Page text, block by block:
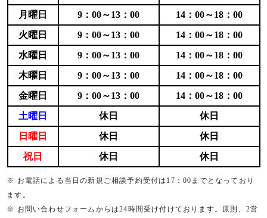
月曜日
9：00～13：00
14：00～18：00
火曜日
9：00～13：00
14：00～18：00
水曜日
9：00～13：00
14：00～18：00
木曜日
9：00～13：00
14：00～18：00
金曜日
9：00～13：00
14：00～18：00
土曜日
休日
休日
日曜日
休日
休日
祝日
休日 休日
※ お電話による当日の新規ご相談予約受付は17：00までとなっており
ます。
※ お問い合わせフォームからは24時間受け付けております。原則、2営